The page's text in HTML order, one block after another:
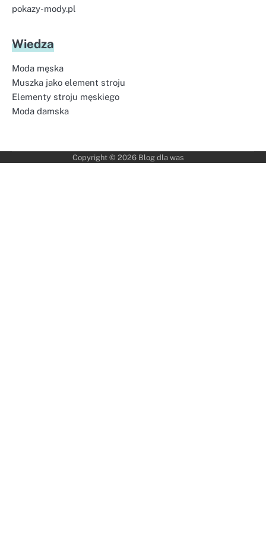
pokazy-mody.pl
Wiedza
Moda męska
Muszka jako element stroju
Elementy stroju męskiego
Moda damska
Copyright © 2026 Blog dla was